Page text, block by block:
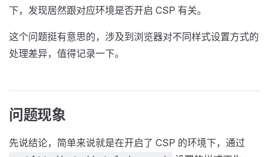
下，发现居然跟对应环境是否开启 CSP 有关。
这个问题挺有意思的，涉及到浏览器对不同样式设置方式的
处理差异，值得记录一下。
问题现象
先说结论，简单来说就是在开启了 CSP 的环境下，通过